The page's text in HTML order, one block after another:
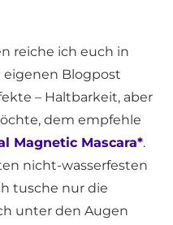
reiche ich euch in
eigenen Blogpost
– Haltbarkeit, aber
dem empfehle
Magnetic Mascara*.
nicht-wasserfesten
tusche nur die
unter den Augen